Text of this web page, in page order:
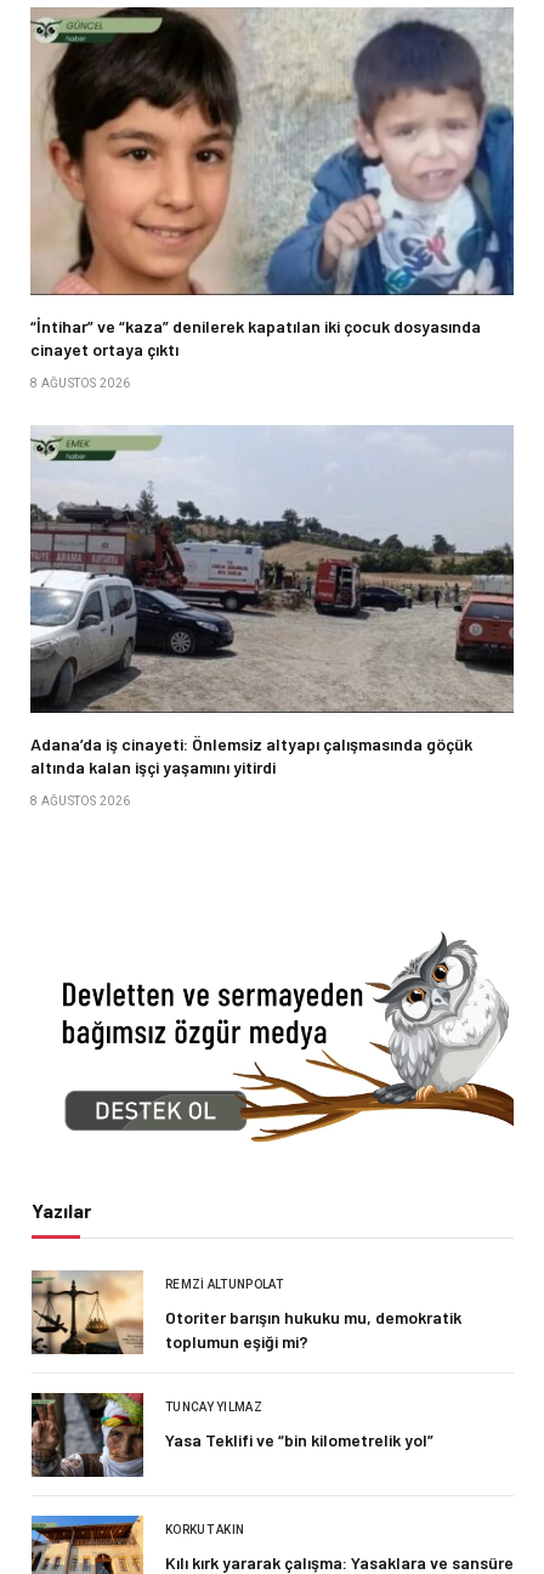
“İntihar” ve “kaza” denilerek kapatılan iki çocuk dosyasında
cinayet ortaya çıktı
8 AĞUSTOS 2026
Adana’da iş cinayeti: Önlemsiz altyapı çalışmasında göçük
altında kalan işçi yaşamını yitirdi
8 AĞUSTOS 2026
Yazılar
REMZI ALTUNPOLAT
Otoriter barışın hukuku mu, demokratik
toplumun eşiği mi?
TUNCAY YILMAZ
Yasa Teklifi ve “bin kilometrelik yol”
KORKUT AKIN
Kılı kırk yararak çalışma: Yasaklara ve sansüre